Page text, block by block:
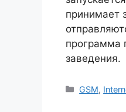
принимает
программа
заведения.
Рубрики
GSM,